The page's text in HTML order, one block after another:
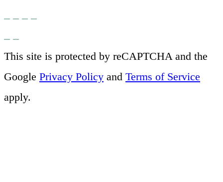
This site is protected by reCAPTCHA and the
Google Privacy Policy and Terms of Service
apply.